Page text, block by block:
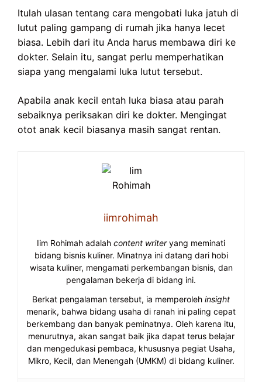
Itulah ulasan tentang cara mengobati luka jatuh di
lutut paling gampang di rumah jika hanya lecet
biasa. Lebih dari itu Anda harus membawa diri ke
dokter. Selain itu, sangat perlu memperhatikan
siapa yang mengalami luka lutut tersebut.
Apabila anak kecil entah luka biasa atau parah
sebaiknya periksakan diri ke dokter. Mengingat
otot anak kecil biasanya masih sangat rentan.
iimrohimah
Iim Rohimah adalah content writeryang meminati
bidang bisnis kuliner. Minatnya ini datang dari hobi
wisata kuliner, mengamati perkembangan bisnis, dan
pengalaman bekerja di bidang ini.
Berkat pengalaman tersebut, ia memperoleh insight
menarik, bahwa bidang usaha di ranah ini paling cepat
berkembang dan banyak peminatnya. Oleh karena itu,
menurutnya, akan sangat baik jika dapat terus belajar
dan mengedukasi pembaca, khususnya pegiat Usaha,
Mikro, Kecil, dan Menengah (UMKM) di bidang kuliner.